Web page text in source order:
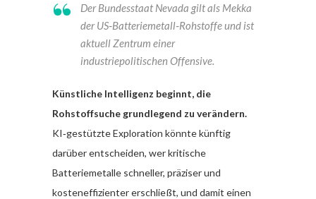
Der Bundesstaat Nevada gilt als Mekka
der US‑Batteriemetall‑Rohstoffe und ist
aktuell Zentrum einer
industriepolitischen Offensive.
Künstliche Intelligenz beginnt, die
Rohstoffsuche grundlegend zu verändern.
KI‑gestützte Exploration könnte künftig
darüber entscheiden, wer kritische
Batteriemetalle schneller, präziser und
kosteneffizienter erschließt, und damit einen